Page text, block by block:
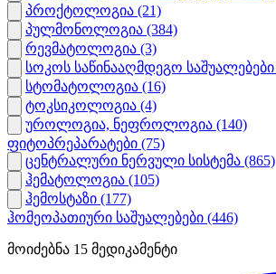
პროქტოლოგია (21)
პულმონოლოგია (384)
რევმატოლოგია (3)
სოკოს საწინააღმდეგო საშუალებები
სტომატოლოგია (16)
ტოკსიკოლოგია (4)
უროლოგია, ნეფროლოგია (140)
ფიტოპრეპარატები (75)
ცენტრალური ნერვული სისტემა (865)
ჰემატოლოგია (105)
ჰემოსტაზი (177)
ჰომეოპათიური საშუალებები (446)
მოიძებნა 15 მედიკამენტი